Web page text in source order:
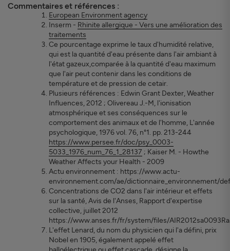
Commentaires et références :
European Environment agency
Inserm - Rhinite allergique - Vers une amélioration des
traitements
Ce pourcentage exprime le taux d'humidité relative,
qui est la quantité d'eau présente dans l'air ambiant à
l'état gazeux,comparée à la quantité d'eau maximum
que l'air peut contenir dans les conditions de
température et de pression de cetair.
Plusieurs références : Edwin Grant Dexter, Weather
Influences, 2012 ; Olivereau J.-M, l'ionisation
atmosphérique et ses conséquences sur le
comportement des animaux et de l'homme, L'année
psychologique, 1976 vol. 76, n°1. pp. 213-244
https://www.persee.fr/doc/psy_0003-
5033_1976_num_76_1_28137 ; Kaiser M. - Howthe
Weather Affects your Health - 2009
Actu environnement : https://www.actu-
environnement.com/ae/dictionnaire_environnement/
Concentrations de CO2 dans l'air intérieur et effets
sur la santé, Avis de l'Anses, Rapport d'expertise
collective, juillet 2012
https://www.anses.fr/fr/system/files/
L'effet Lenard, du nom du physicien qui l'a défini, prix
Nobel en 1905, également appelé effet